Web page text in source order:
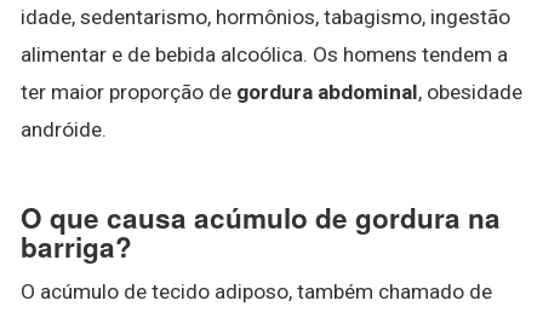
idade, sedentarismo, hormônios, tabagismo, ingestão
alimentar e de bebida alcoólica. Os homens tendem a
ter maior proporção de gordura abdominal, obesidade
andróide.
O que causa acúmulo de gordura na
barriga?
O acúmulo de tecido adiposo, também chamado de